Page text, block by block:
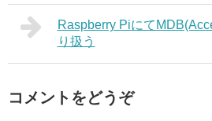
Raspberry Piにて
り扱う
コメントをどうぞ